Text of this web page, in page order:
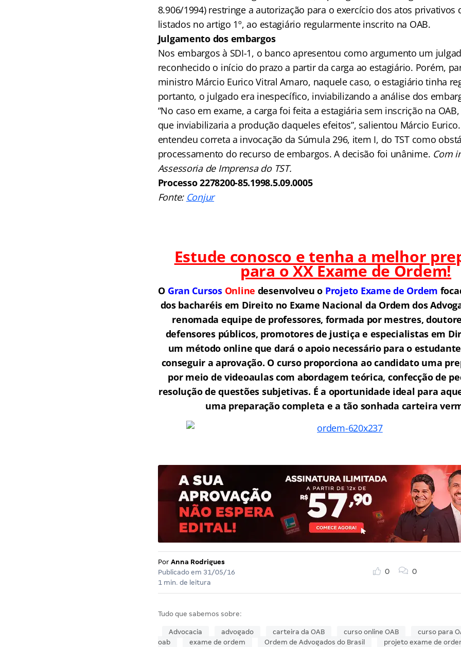
8.906/1994) restringe a autorização para o exercício dos atos privativos
listados no artigo 1º, ao estagiário regularmente inscrito na OAB.
Julgamento dos embargos
Nos embargos à SDI-1, o banco apresentou como argumento um
reconhecido o início do prazo a partir da carga ao estagiário. Porém,
ministro Márcio Eurico Vitral Amaro, naquele caso, o estagiário tinha
portanto, o julgado era inespecífico, inviabilizando a análise dos
“No caso em exame, a carga foi feita a estagiária sem inscrição na
que inviabilizaria a produção daqueles efeitos”, salientou Márcio
entendeu correta a invocação da Súmula 296, item I, do TST como
processamento do recurso de embargos. A decisão foi unânime. Com
Assessoria de Imprensa do TST.
Processo 2278200-85.1998.5.09.0005
Fonte: Conjur
Estude conosco e tenha a melhor
para oXX Exame de Ordem!
O Gran Cursos Online desenvolveu o Projeto Exame de Ordem fo
dos bacharéis em Direito no Exame Nacional da Ordem dos
renomada equipe de professores, formada por mestres,
defensores públicos, promotores de justiça e especialistas em
um método online que dará o apoio necessário para o
conseguir a aprovação. O curso proporciona ao candidato uma
por meio de videoaulas com abordagem teórica, confecção de
resolução de questões subjetivas. É a oportunidade ideal para
uma preparação completa e a tão sonhada carteira
Por Anna Rodrigues
Publicado em 31/05/16
1 min. de leitura
0 0
Tudo que sabemos sobre:
Advocacia advogado carteira da OAB curso online OAB curso para
oab
exame de ordem Ordem de Advogados do Brasil projeto exame de